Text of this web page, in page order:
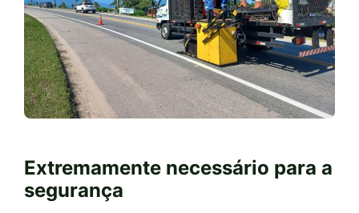
Extremamente necessário para a
segurança